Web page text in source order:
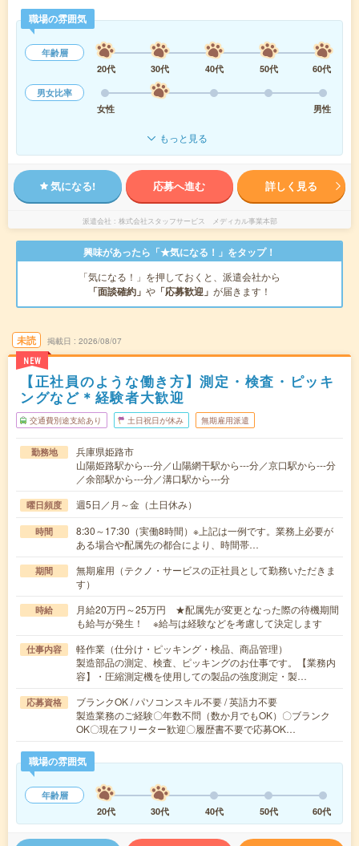
職場の雰囲気
年齢層
20代
30代 40代 50代
60代
男女比率
女性
男性
もっと見る
気になる! 応募へ進む 詳しく見る
派遣会社 株式会社スタッフサービス メディカル事業本部
興味があったら「★気になる！」をタップ！
「気になる！」を押しておくと、派遣会社から
「面談確約」 や 「応募歓迎」 が届きます！
未読
NEW
掲載日 2026/08/07
【正社員のような働き方】測定・検査・ピッキ
ングなど＊経験者大歓迎
交通費別途支給あり 土日祝日が休み 無期雇用派遣
勤務地
兵庫県姫路市
山陽姫路駅から---分／山陽網干駅から---分／京口駅から---分
／余部駅から---分／溝口駅から---分
曜日頻度 週5日／月～金（土日休み）
時間
8:30～17:30（実働8時間）※上記は一例です。業務上必要が
ある場合や配属先の都合により、時間帯…
期間
無期雇用（テクノ・サービスの正社員として勤務いただきま
す）
時給
月給20万円～25万円 ★配属先が変更となった際の待機期間
も給与が発生！ ※給与は経験などを考慮して決定します
仕事内容
軽作業（仕分け・ピッキング・検品、商品管理）
製造部品の測定、検査、ピッキングのお仕事です。【業務内
容】・圧縮測定機を使用しての製品の強度測定・製…
応募資格
ブランクOK / パソコンスキル不要 / 英語力不要
製造業務のご経験〇年数不問（数か月でもOK）〇ブランク
OK〇現在フリーター歓迎〇履歴書不要で応募OK…
職場の雰囲気
年齢層
20代
30代 40代 50代 60代